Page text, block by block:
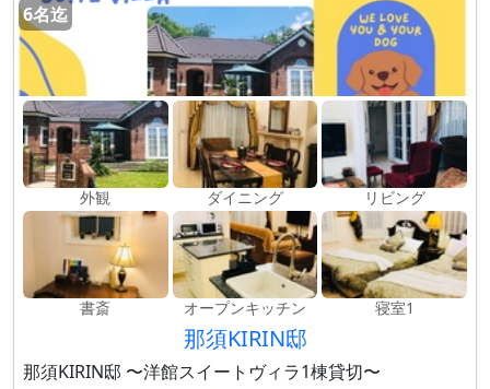
6名迄
外観 ダイニング リビング
書斎 オープンキッチン 寝室1
那須KIRIN邸
那須KIRIN邸 〜洋館スイートヴィラ1棟貸切〜